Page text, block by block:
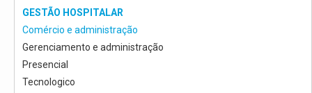
GESTÃO HOSPITALAR
Comércio e administração
Gerenciamento e administração
Presencial
Tecnologico